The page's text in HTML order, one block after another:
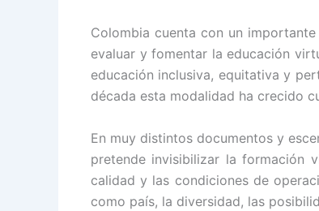
Colombia cuenta con un
evaluar y fomentar la educación
educación inclusiva, equitativa y
década esta modalidad ha crecido
En muy distintos documentos y
pretende invisibilizar la formación
calidad y las condiciones de
como país, la diversidad, las